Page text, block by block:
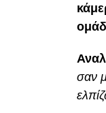
σαν